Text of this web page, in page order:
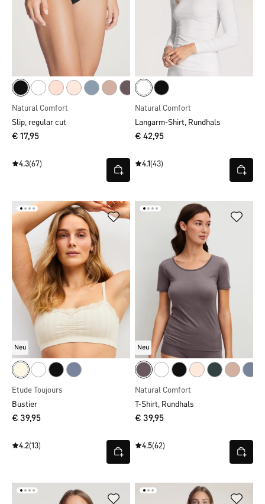
Natural Comfort
Slip, regular cut
€ 17,95
4.3(67)
Natural Comfort
Langarm-Shirt, Rundhals
€ 42,95
4.1(43)
Neu
Etude Toujours
Bustier
€ 39,95
4.2(13)
Neu
Natural Comfort
T-Shirt, Rundhals
€ 39,95
4.5(62)